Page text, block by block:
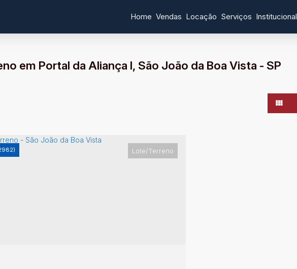
Institucional
Serviços
Locação
Vendas
Home
em Portal da Aliança I, São João da Boa Vista - SP
Lote/Terreno